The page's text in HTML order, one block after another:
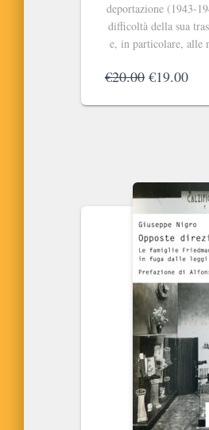
deportazione (1943-
difficoltà della sua
e, in particolare, alle
€20.00 Il
originale
€19.00Il